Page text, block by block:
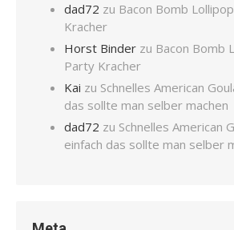
dad72 zu Bacon Bomb
Kracher
Horst Binder zu Bacon Bomb
Party Kracher
Kai zu Schnelles American
das sollte man selber machen
dad72 zu Schnelles American
einfach das sollte man selber